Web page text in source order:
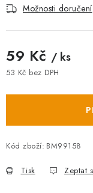
Možnosti doručení
59 Kč / ks
53 Kč bez DPH
Kód zboží: BM99158
Tisk Zeptat